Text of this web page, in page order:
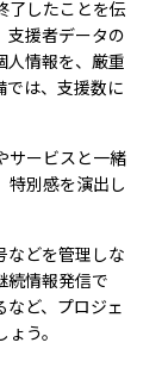
了したことを伝
支援者データの
人情報を、厳重
では、支援数に
サービスと一緒
特別感を演出し
などを管理しな
続情報発信で
ど、プロジェ
う。